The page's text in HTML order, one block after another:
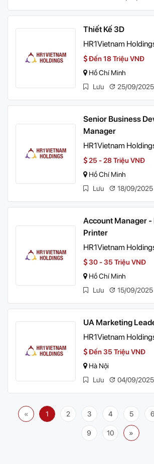
Thiết Kế 3D
HR1Vietnam
Đến 18 Triệu VNĐ
Hồ Chí Minh
Lưu
25/09/2025
Senior Business
Manager
HR1Vietnam
25 - 28 Triệu VNĐ
Hồ Chí Minh
Lưu
18/09/2025
Account Manager -
Printer
HR1Vietnam
30 - 35 Triệu VNĐ
Hồ Chí Minh
Lưu
15/09/2025
UA Marketing
HR1Vietnam
Đến 35 Triệu VNĐ
Hà Nội
Lưu
04/09/2025
« 1 2 3 4 5 6
9 10 »